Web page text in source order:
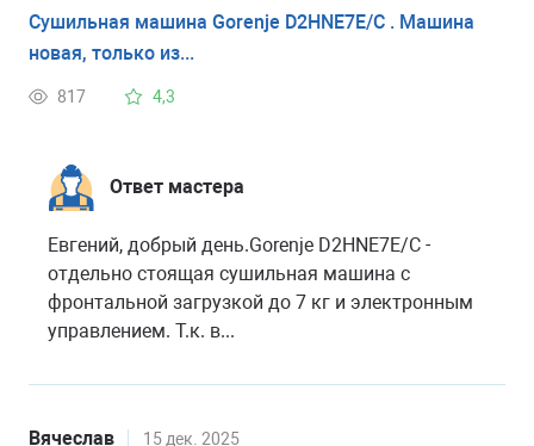
Сушильная машина Gorenje D2HNE7E/C . Машина
новая, только из...
817 4,3
Ответ мастера
Евгений, добрый день.Gorenje D2HNE7E/C -
отдельно стоящая сушильная машина с
фронтальной загрузкой до 7 кг и электронным
управлением. Т.к. в...
Вячеслав 15 дек. 2025